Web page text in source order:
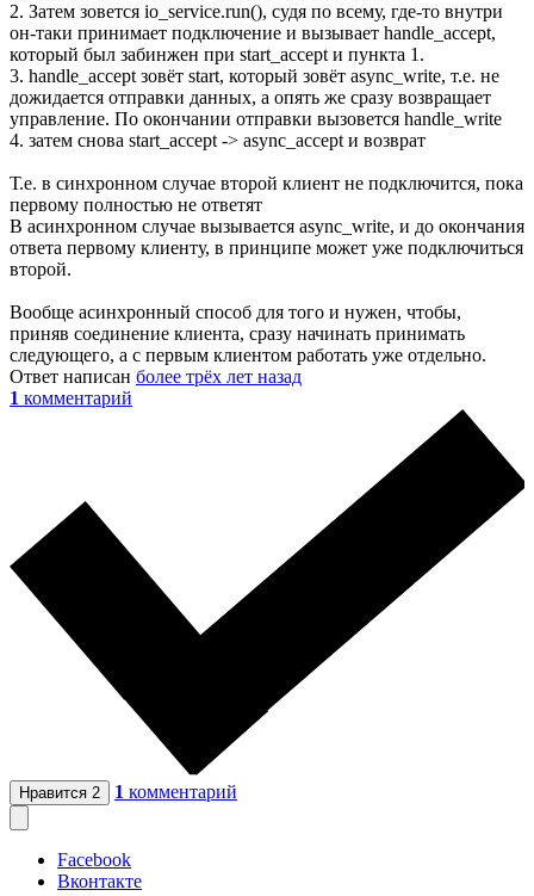
2. Затем зовется io_service.run(), судя по всему, где-то внутри
он-таки принимает подключение и вызывает handle_accept,
который был забинжен при start_accept и пункта 1.
3. handle_accept зовёт start, который зовёт async_write, т.е. не
дожидается отправки данных, а опять же сразу возвращает
управление. По окончании отправки вызовется handle_write
4. затем снова start_accept -> async_accept и возврат
Т.е. в синхронном случае второй клиент не подключится, пока
первому полностью не ответят
В асинхронном случае вызывается async_write, и до окончания
ответа первому клиенту, в принципе может уже подключиться
второй.
Вообще асинхронный способ для того и нужен, чтобы,
приняв соединение клиента, сразу начинать принимать
следующего, а с первым клиентом работать уже отдельно.
Ответ написан более трёх лет назад
1 комментарий
Нравится 2 1 комментарий
Facebook
Вконтакте